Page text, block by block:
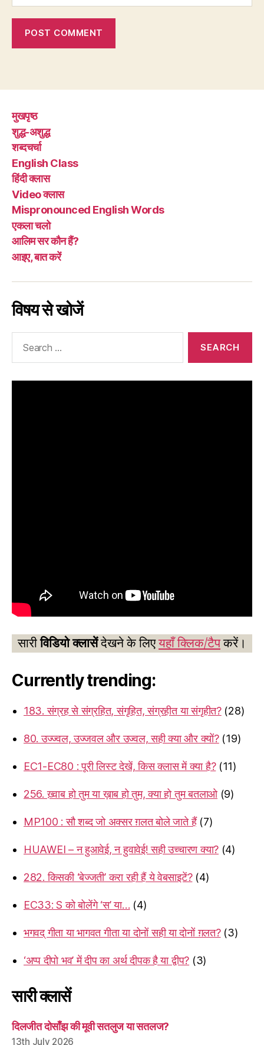
मुखपृष्ठ
शुद्ध-अशुद्ध
शब्दचर्चा
English Class
हिंदी क्लास
Video क्लास
Mispronounced English Words
एकला चलो
आलिम सर कौन हैं?
आइए, बात करें
विषय से खोजें
सारीविडियो क्लासेंदेखने के लिएयहाँ क्लिक/टैपकरें।
Currently trending:
183. संग्रह से संग्रहित, संगृहित, संग्रहीत या संगृहीत? (28)
80. उज्ज्वल, उज्जवल और उज्वल, सही क्या और क्यों? (19)
EC1-EC80 : पूरी लिस्ट देखें, किस क्लास में क्या है? (11)
256. ख़्वाब हो तुम या ख़ाब हो तुम, क्या हो तुम बतलाओ (9)
MP100 : सौ शब्द जो अक्सर ग़लत बोले जाते हैं (7)
HUAWEI – न हुआवेई, न हुवावेई! सही उच्चारण क्या? (4)
282. किसकी ‘बेज्जती’ करा रही हैं ये वेबसाइटें? (4)
EC33: S को बोलेंगे ‘स’ या… (4)
भगवद् गीता या भागवत गीता या दोनों सही या दोनों ग़लत? (3)
‘अप्प दीपो भव’ में दीप का अर्थ दीपक है या द्वीप? (3)
सारी क्लासें
दिलजीत दोसाँझ की मूवी सतलुज या सतलज?
13th July 2026